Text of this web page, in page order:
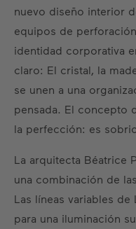
nuevo diseño interior
equipos de
identidad corporativa
claro: El cristal, la
se unen a una
pensada. El concepto
la perfección: es
La arquitecta Béatrice
una combinación de
Las líneas variables
para una iluminación